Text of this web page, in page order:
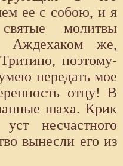
ее с собою, и я
молитвы
Аждехаком же,
поэтому-
передать мое
отцу! В
шаха. Крик
несчастного
вынесли его из